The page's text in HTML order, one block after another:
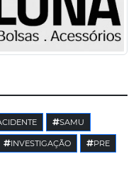
SAMU
INVESTIGAÇÃO PRE